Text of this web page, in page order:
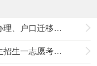
2020年河北工业大学党团关系办理、户口迁移、档案邮寄有关事项说明
2020年河北工业大学硕士研究生招生一志愿考生复试名单公示